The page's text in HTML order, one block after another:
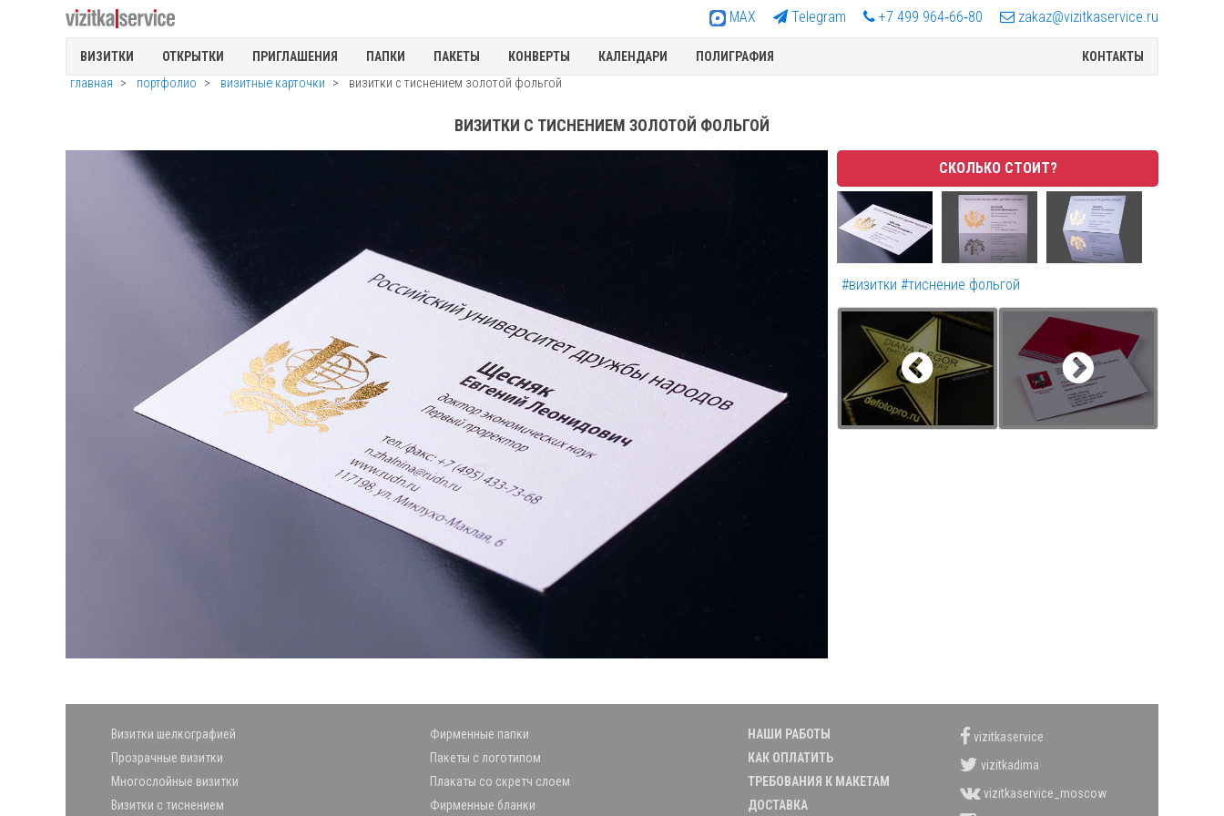
MAX Telegram +7 499 964‑66‑80 zakaz@vizitkaservice.ru
ВИЗИТКИ ОТКРЫТКИ ПРИГЛАШЕНИЯ ПАПКИ ПАКЕТЫ КОНВЕРТЫ КАЛЕНДАРИ ПОЛИГРАФИЯ КОНТАКТЫ
главная портфолио визитные карточки визитки с тиснением золотой фольгой
ВИЗИТКИ С ТИСНЕНИЕМ ЗОЛОТОЙ ФОЛЬГОЙ
СКОЛЬКО СТОИТ?
#визитки #тиснение фольгой
Визитки шелкографией
Прозрачные визитки
Многослойные визитки
Визитки с тиснением
Фирменные папки
Пакеты с логотипом
Плакаты со скретч слоем
Фирменные бланки
НАШИ РАБОТЫ
КАК ОПЛАТИТЬ
ТРЕБОВАНИЯ К МАКЕТАМ
ДОСТАВКА
vizitkaservice
vizitkadima
vizitkaservice_moscow